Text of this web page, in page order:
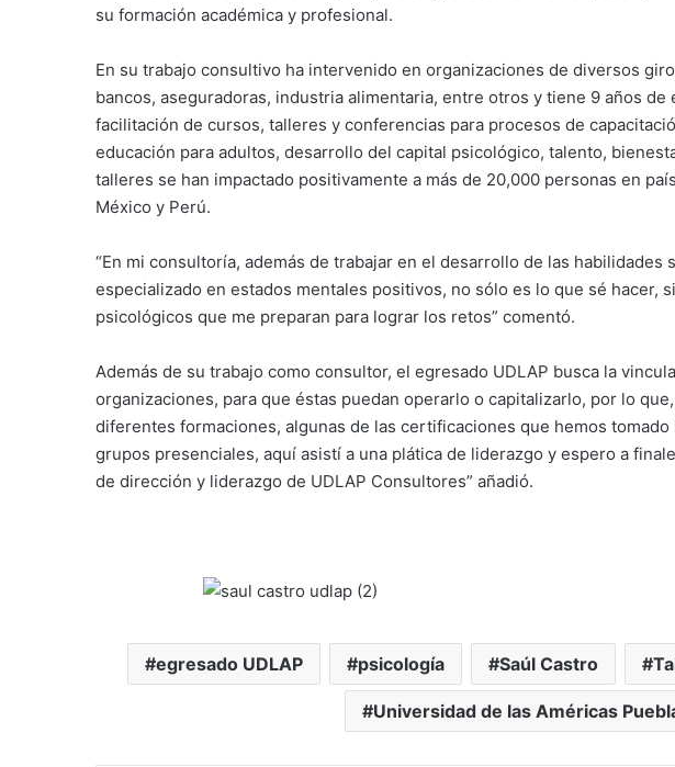
su formación académica y profesional.
En su trabajo consultivo ha intervenido en organizaciones de diversos
bancos, aseguradoras, industria alimentaria, entre otros y tiene 9 años
facilitación de cursos, talleres y conferencias para procesos de
educación para adultos, desarrollo del capital psicológico, talento,
talleres se han impactado positivamente a más de 20,000 personas en
México y Perú.
“En mi consultoría, además de trabajar en el desarrollo de las habilidades
especializado en estados mentales positivos, no sólo es lo que sé hacer,
psicológicos que me preparan para lograr los retos” comentó.
Además de su trabajo como consultor, el egresado UDLAP busca la
organizaciones, para que éstas puedan operarlo o capitalizarlo, por lo
diferentes formaciones, algunas de las certificaciones que hemos
grupos presenciales, aquí asistí a una plática de liderazgo y espero a
de dirección y liderazgo de UDLAP Consultores” añadió.
egresado UDLAP psicología Saúl Castro
Universidad de las Américas